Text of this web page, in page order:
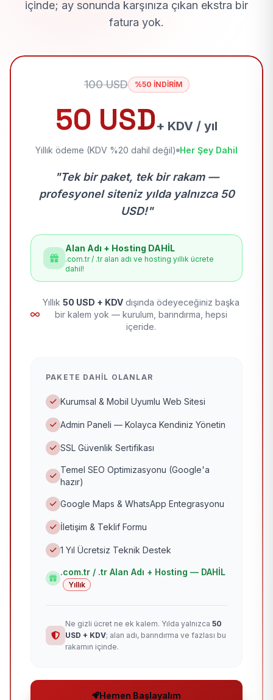
içinde; ay sonunda karşınıza çıkan ekstra bir
fatura yok.
100 USD %50 İNDİRİM
50 USD+ KDV / yıl
Yıllık ödeme (KDV %20 dahil değil) Her Şey Dahil
"Tek bir paket, tek bir rakam —
profesyonel siteniz yılda yalnızca 50
USD!"
Alan Adı + Hosting DAHİL
.com.tr / .tr alan adı ve hosting yıllık ücrete
dahil!
Yıllık 50 USD + KDV dışında ödeyeceğiniz başka
bir kalem yok — kurulum, barındırma, hepsi
içeride.
PAKETE DAHIL OLANLAR
Kurumsal & Mobil Uyumlu Web Sitesi
Admin Paneli — Kolayca Kendiniz Yönetin
SSL Güvenlik Sertifikası
Temel SEO Optimizasyonu (Google'a
hazır)
Google Maps & WhatsApp Entegrasyonu
İletişim & Teklif Formu
1 Yıl Ücretsiz Teknik Destek
.com.tr / .tr Alan Adı + Hosting — DAHİL
Yıllık
Ne gizli ücret ne ek kalem. Yılda yalnızca 50
USD + KDV; alan adı, barındırma ve fazlası bu
rakamın içinde.
Hemen Başlayalım